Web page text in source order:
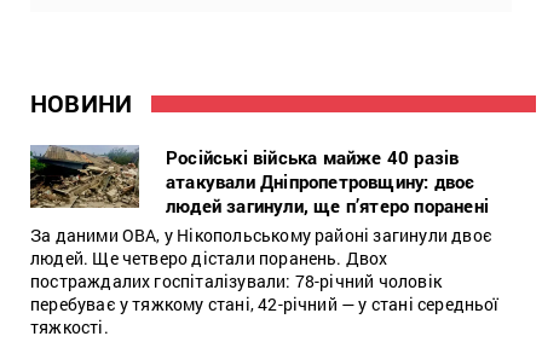
НОВИНИ
Російські війська майже 40 разів
атакували Дніпропетровщину: двоє
людей загинули, ще п’ятеро поранені
За даними ОВА, у Нікопольському районі загинули двоє
людей. Ще четверо дістали поранень. Двох
постраждалих госпіталізували: 78-річний чоловік
перебуває у тяжкому стані, 42-річний — у стані середньої
тяжкості.